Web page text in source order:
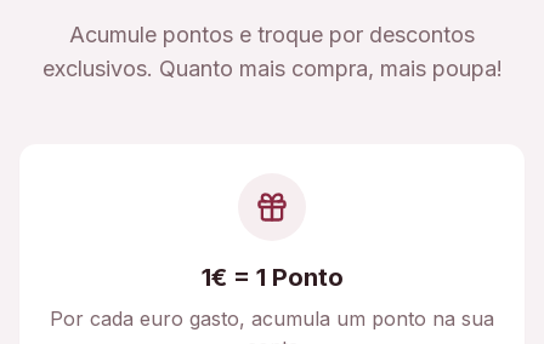
Acumule pontos e troque por descontos
exclusivos. Quanto mais compra, mais poupa!
1€ = 1 Ponto
Por cada euro gasto, acumula um ponto na sua